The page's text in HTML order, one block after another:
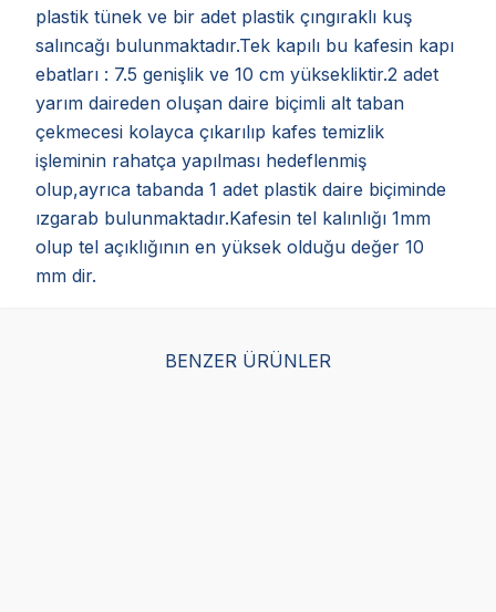
plastik tünek ve bir adet plastik çıngıraklı kuş
salıncağı bulunmaktadır.Tek kapılı bu kafesin kapı
ebatları : 7.5 genişlik ve 10 cm yüksekliktir.2 adet
yarım daireden oluşan daire biçimli alt taban
çekmecesi kolayca çıkarılıp kafes temizlik
işleminin rahatça yapılması hedeflenmiş
olup,ayrıca tabanda 1 adet plastik daire biçiminde
ızgarab bulunmaktadır.Kafesin tel kalınlığı 1mm
olup tel açıklığının en yüksek olduğu değer 10
mm dir.
BENZER ÜRÜNLER